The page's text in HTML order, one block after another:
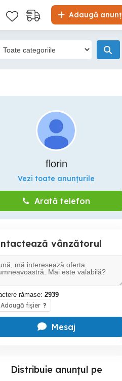
Adaugă anunț
florin
Vezi toate anunțurile
Arată telefon
vânzătorul
rămase: 2939
Adaugă fișier ?
Mesaj
Distribuie anunțul pe